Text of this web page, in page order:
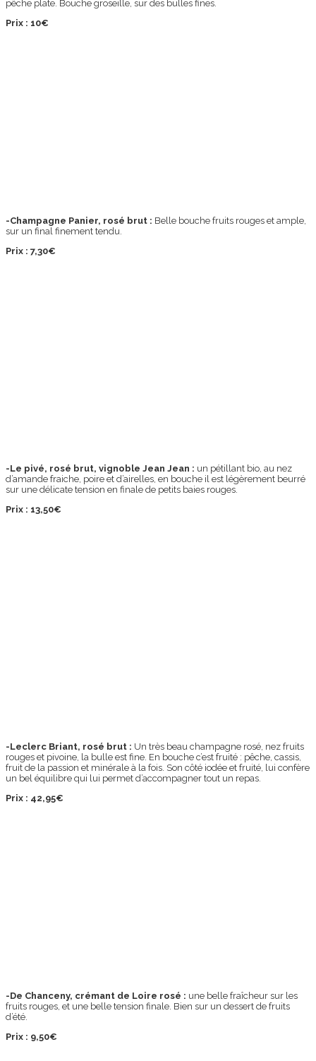
pêche plate. Bouche groseille, sur des bulles fines.
Prix : 10€
-Champagne Panier, rosé brut : Belle bouche fruits rouges et ample,
sur un final finement tendu.
Prix : 7,30€
-Le pivé, rosé brut, vignoble Jean Jean : un pétillant bio, au nez
d’amande fraiche, poire et d’airelles, en bouche il est légèrement beurré
sur une délicate tension en finale de petits baies rouges.
Prix : 13,50€
-Leclerc Briant, rosé brut : Un très beau champagne rosé, nez fruits
rouges et pivoine, la bulle est fine. En bouche c’est fruité : pêche, cassis,
fruit de la passion et minérale à la fois. Son côté iodée et fruité, lui confère
un bel équilibre qui lui permet d’accompagner tout un repas.
Prix : 42,95€
-De Chanceny, crémant de Loire rosé : une belle fraîcheur sur les
fruits rouges, et une belle tension finale. Bien sur un dessert de fruits
d’été.
Prix : 9,50€